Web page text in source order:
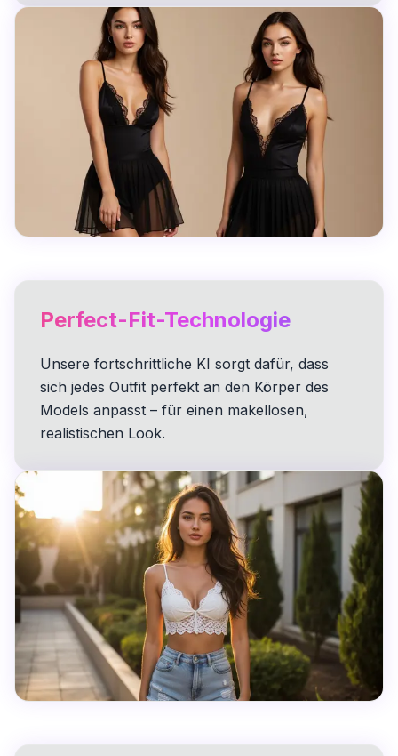
Perfect-Fit-Technologie
Unsere fortschrittliche KI sorgt dafür, dass
sich jedes Outfit perfekt an den Körper des
Models anpasst – für einen makellosen,
realistischen Look.